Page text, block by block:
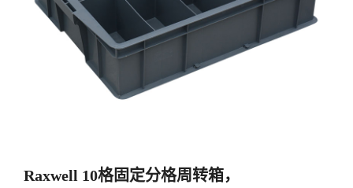
Raxwell 10格固定分格周转箱，